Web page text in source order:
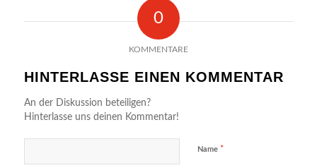
0
KOMMENTARE
HINTERLASSE EINEN KOMMENTAR
An der Diskussion beteiligen?
Hinterlasse uns deinen Kommentar!
Name *